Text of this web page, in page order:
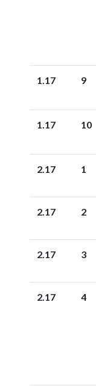
1.17 9
1.17 10
2.17 1
2.17 2
2.17 3
2.17 4